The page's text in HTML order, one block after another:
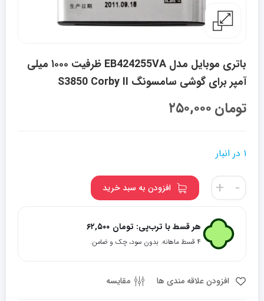
باتری موبایل مدل EB424255VA ظرفیت ۱۰۰۰ میلی
آمپر برای گوشی سامسونگ S3850 Corby II
۲۵۰,۰۰۰تومان
۱ در انبار
-
باتری
موبایل
EB424255VA
ظرفیت
1000
آمپر
+ افزودن به سبد خرید
هر قسط با ترب‌پی: ۶۲,۵۰۰ تومان
۴ قسط ماهانه. بدون سود، چک و ضامن.
افزودن علاقه مندی ها مقایسه